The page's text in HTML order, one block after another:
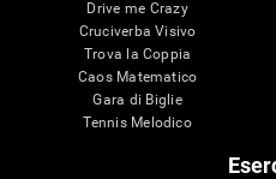
Drive me Crazy
Cruciverba Visivo
Trova la Coppia
Caos Matematico
Gara di Biglie
Tennis Melodico